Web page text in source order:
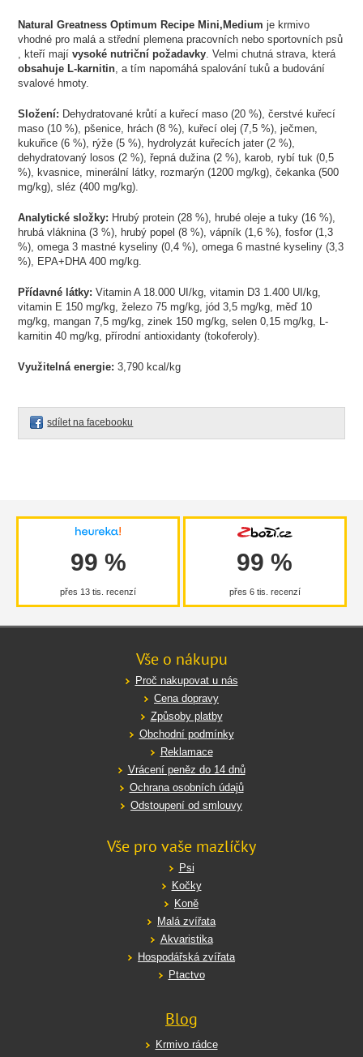
Natural Greatness Optimum Recipe Mini,Medium je krmivo
vhodné pro malá a střední plemena pracovních nebo sportovních psů
, kteří majívysoké nutriční požadavky. Velmi chutná strava, která
obsahuje L-karnitin, a tím napomáhá spalování tuků a budování
svalové hmoty.
Složení: Dehydratované krůtí a kuřecí maso (20 %), čerstvé kuřecí
maso (10 %), pšenice, hrách (8 %), kuřecí olej (7,5 %), ječmen,
kukuřice (6 %), rýže (5 %), hydrolyzát kuřecích jater (2 %),
dehydratovaný losos (2 %), řepná dužina (2 %), karob, rybí tuk (0,5
%), kvasnice, minerální látky, rozmarýn (1200 mg/kg), čekanka (500
mg/kg), sléz (400 mg/kg).
Analytické složky: Hrubý protein (28 %), hrubé oleje a tuky (16 %),
hrubá vláknina (3 %), hrubý popel (8 %), vápník (1,6 %), fosfor (1,3
%), omega 3 mastné kyseliny (0,4 %), omega 6 mastné kyseliny (3,3
%), EPA+DHA 400 mg/kg.
Přídavné látky:Vitamin A 18.000 UI/kg, vitamin D3 1.400 UI/kg,
vitamin E 150 mg/kg, železo 75 mg/kg, jód 3,5 mg/kg, měď 10
mg/kg, mangan 7,5 mg/kg, zinek 150 mg/kg, selen 0,15 mg/kg, L-
karnitin 40 mg/kg, přírodní antioxidanty (tokoferoly).
Využitelná energie: 3,790 kcal/kg
sdílet na facebooku
99 %
přes 13 tis. recenzí
99 %
přes 6 tis. recenzí
Vše o nákupu
Proč nakupovat u nás
Cena dopravy
Způsoby platby
Obchodní podmínky
Reklamace
Vrácení peněz do 14 dnů
Ochrana osobních údajů
Odstoupení od smlouvy
Vše pro vaše mazlíčky
Psi
Kočky
Koně
Malá zvířata
Akvaristika
Hospodářská zvířata
Ptactvo
Blog
Krmivo rádce